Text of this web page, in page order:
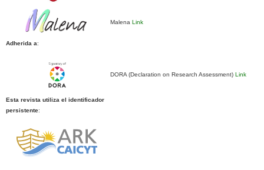
MalenaLink
Adherida a:
DORA (Declaration on Research Assessment)Link
Esta revista utiliza el identificador
persistente: